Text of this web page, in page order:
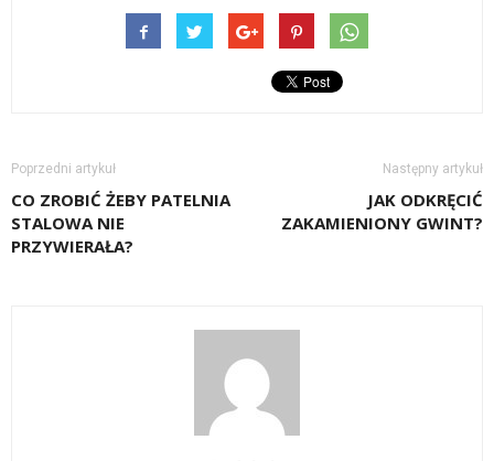
Poprzedni artykuł
CO ZROBIĆ ŻEBY PATELNIA
STALOWA NIE
PRZYWIERAŁA?
Następny artykuł
JAK ODKRĘCIĆ
ZAKAMIENIONY GWINT?